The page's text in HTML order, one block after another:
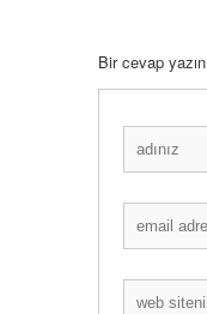
Bir cevap yazın